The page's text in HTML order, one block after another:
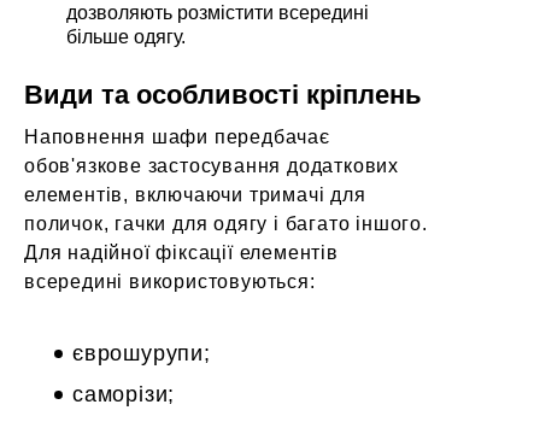
дозволяють розмістити всередині
більше одягу.
Види та особливості кріплень
Наповнення шафи передбачає
обов'язкове застосування додаткових
елементів, включаючи тримачі для
поличок, гачки для одягу і багато іншого.
Для надійної фіксації елементів
всередині використовуються:
єврошурупи;
саморізи;